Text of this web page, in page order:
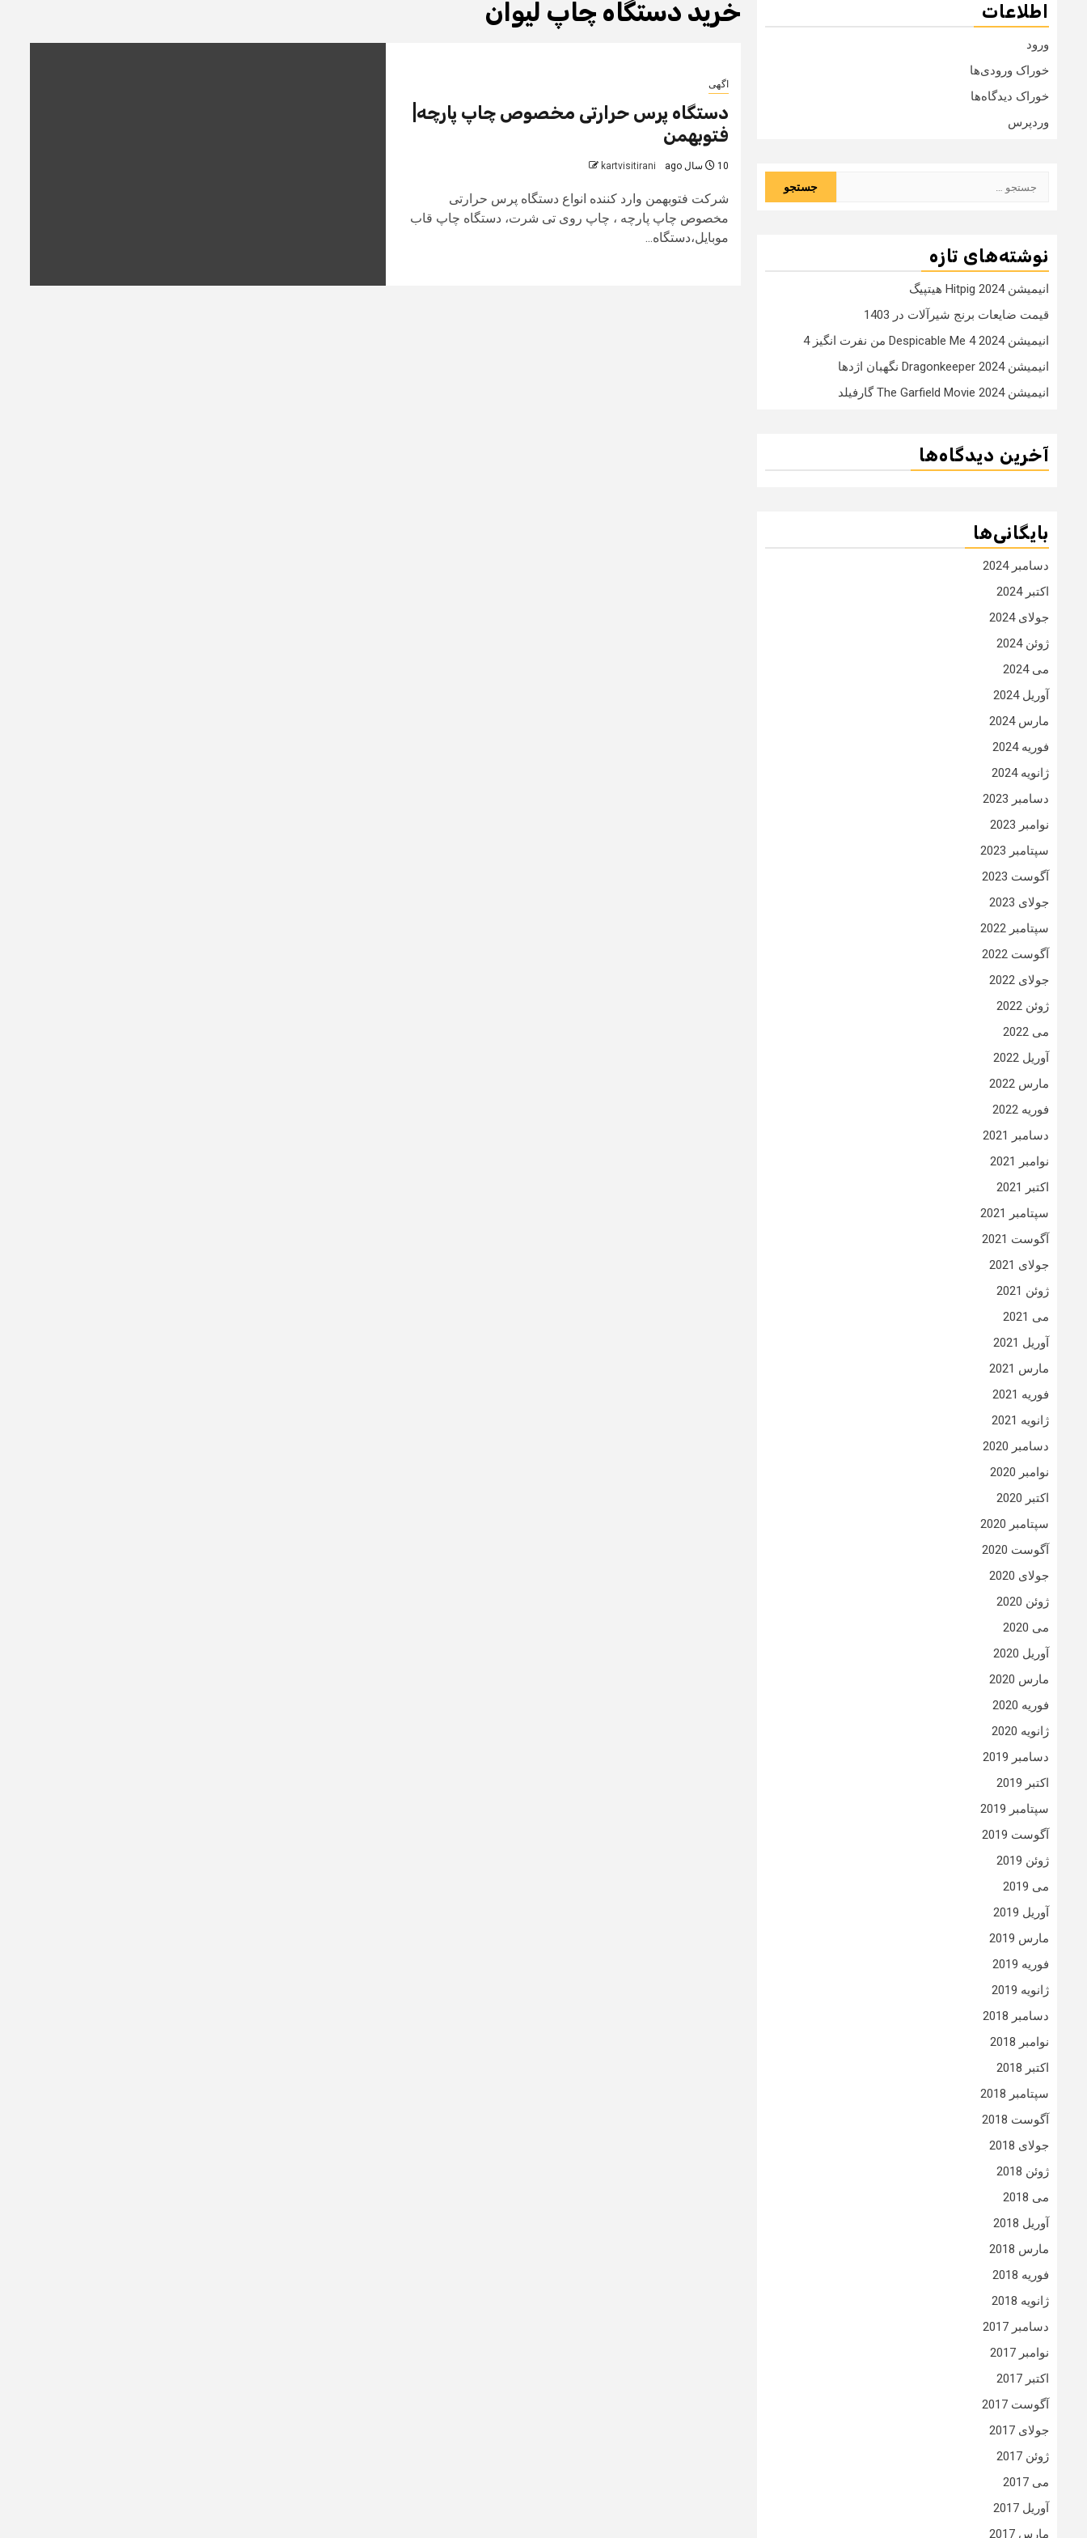
خرید دستگاه چاپ لیوان
اگهی
دستگاه پرس حرارتی مخصوص چاپ پارچه|
فتوبهمن
10 سال ago kartvisitirani
شرکت فتوبهمن وارد کننده انواع دستگاه پرس حرارتی
مخصوص چاپ پارچه ، چاپ روی تی شرت، دستگاه چاپ قاب
موبایل،دستگاه...
اطلاعات
ورود
خوراک ورودی‌ها
خوراک دیدگاه‌ها
وردپرس
نوشته‌های تازه
انیمیشن Hitpig 2024 هیتپیگ
قیمت ضایعات برنج شیرآلات در 1403
انیمیشن Despicable Me 4 2024 من نفرت انگیز 4
انیمیشن Dragonkeeper 2024 نگهبان اژدها
انیمیشن The Garfield Movie 2024 گارفیلد
آخرین دیدگاه‌ها
بایگانی‌ها
دسامبر 2024
اکتبر 2024
جولای 2024
ژوئن 2024
می 2024
آوریل 2024
مارس 2024
فوریه 2024
ژانویه 2024
دسامبر 2023
نوامبر 2023
سپتامبر 2023
آگوست 2023
جولای 2023
سپتامبر 2022
آگوست 2022
جولای 2022
ژوئن 2022
می 2022
آوریل 2022
مارس 2022
فوریه 2022
دسامبر 2021
نوامبر 2021
اکتبر 2021
سپتامبر 2021
آگوست 2021
جولای 2021
ژوئن 2021
می 2021
آوریل 2021
مارس 2021
فوریه 2021
ژانویه 2021
دسامبر 2020
نوامبر 2020
اکتبر 2020
سپتامبر 2020
آگوست 2020
جولای 2020
ژوئن 2020
می 2020
آوریل 2020
مارس 2020
فوریه 2020
ژانویه 2020
دسامبر 2019
اکتبر 2019
سپتامبر 2019
آگوست 2019
ژوئن 2019
می 2019
آوریل 2019
مارس 2019
فوریه 2019
ژانویه 2019
دسامبر 2018
نوامبر 2018
اکتبر 2018
سپتامبر 2018
آگوست 2018
جولای 2018
ژوئن 2018
می 2018
آوریل 2018
مارس 2018
فوریه 2018
ژانویه 2018
دسامبر 2017
نوامبر 2017
اکتبر 2017
آگوست 2017
جولای 2017
ژوئن 2017
می 2017
آوریل 2017
مارس 2017